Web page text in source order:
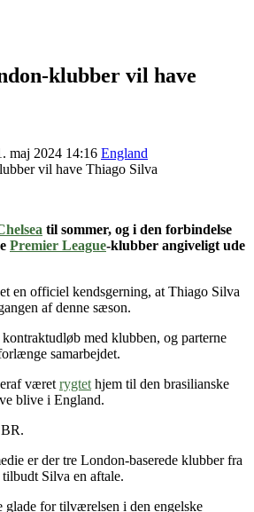
klubber vil have
maj 2024 14:16 England
til sommer, og i den forbindelse
Premier League-klubber angiveligt ude
en officiel kendsgerning, at Thiago Silva
af denne sæson.
med klubben, og parterne
samarbejdet.
været rygtet hjem til den brasilianske
blive i England.
er der tre London-baserede klubber fra
Silva en aftale.
for tilværelsen i den engelske